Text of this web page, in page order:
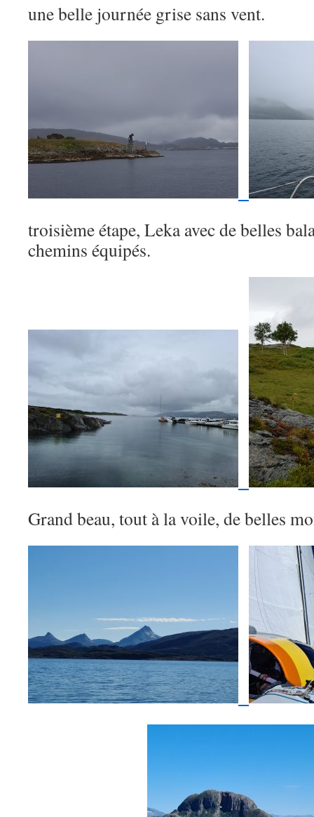
une belle journée grise sans vent.
troisième étape, Leka avec de belles
chemins équipés.
Grand beau, tout à la voile, de belles